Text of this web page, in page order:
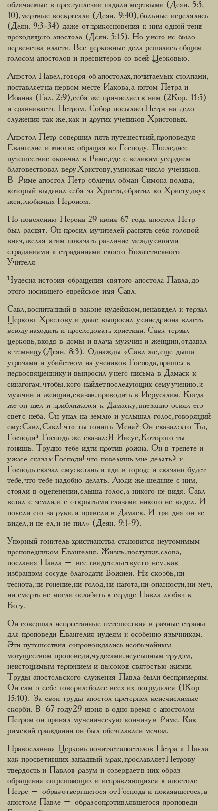
обличаемые в преступлении падали мертвыми (Деян. 5:5,
10), мертвые воскресали (Деян. 9:40), больные исцелялись
(Деян. 9:3-34) даже от прикосновения к ним одной тени
проходящего апостола (Деян. 5:15). Но у него не было
первенства власти. Все церковные дела решались общим
голосом апостолов и пресвитеров со всей Церковью.
Апостол Павел, говоря об апостолах, почитаемых столпами,
поставляет на первом месте Иакова, а потом Петра и
Иоанна (Гал. 2:9), себя же причисляет к ним (2Кор. 11:5)
и сравнивает с Петром. Собор посылает Петра на дело
служения так же, как и других учеников Христовых.
Апостол Петр совершил пять путешествий, проповедуя
Евангелие и многих обращая ко Господу. Последнее
путешествие окончил в Риме, где с великим усердием
благовествовал веру Христову, умножая число учеников.
В Риме апостол Петр обличил обман Симона волхва,
который выдавал себя за Христа, обратил ко Христу двух
жен, любимых Нероном.
По повелению Нерона 29 июня 67 года апостол Петр
был распят. Он просил мучителей распять себя головой
вниз, желая этим показать различие между своими
страданиями и страданиями своего Божественного
Учителя.
Чудесна история обращения святого апостола Павла, до
этого носившего еврейское имя Савл.
Савл, воспитанный в законе иудейском, ненавидел и терзал
Церковь Христову, и даже выпросил у синедриона власть
всюду находить и преследовать христиан. Савл терзал
церковь, входя в домы и влача мужчин и женщин, отдавал
в темницу (Деян. 8:3). Однажды «Савл же, еще дыша
угрозами и убийством на учеников Господа, пришел к
первосвященнику и выпросил у него письма в Дамаск к
синагогам, чтобы, кого найдет последующих сему учению, и
мужчин и женщин, связав, приводить в Иерусалим. Когда
же он шел и приближался к Дамаску, внезапно осиял его
свет с неба. Он упал на землю и услышал голос, говорящий
ему: Савл, Савл! что ты гонишь Меня? Он сказал: кто Ты,
Господи? Господь же сказал: Я Иисус, Которого ты
гонишь. Трудно тебе идти против рожна. Он в трепете и
ужасе сказал: Господи! что повелишь мне делать? и
Господь сказал ему: встань и иди в город; и сказано будет
тебе, что тебе надобно делать. Люди же, шедшие с ним,
стояли в оцепенении, слыша голос, а никого не видя. Савл
встал с земли, и с открытыми глазами никого не видел. И
повели его за руки, и привели в Дамаск. И три дня он не
видел, и не ел, и не пил» (Деян. 9:1-9).
Упорный гонитель христианства становится неутомимым
проповедником Евангелия. Жизнь, поступки, слова,
послания Павла – все свидетельствует о нем, как
избранном сосуде благодати Божией. Ни скорбь, ни
теснота, ни гонение, ни голод, ни нагота, ни опасности, ни меч,
ни смерть не могли ослабить в сердце Павла любви к
Богу.
Он совершал непрестанные путешествия в разные страны
для проповеди Евангелия иудеям и особенно язычникам.
Эти путешествия сопровождались необычайным
могуществом проповеди, чудесами, неусыпным трудом,
неистощимым терпением и высокой святостью жизни.
Труды апостольского служения Павла были беспримерны.
Он сам о себе говорил: более всех их потрудился (1Кор.
15:10). За свои труды апостол претерпел неисчислимые
скорби. В 67 году 29 июня в одно время с апостолом
Петром он принял мученическую кончину в Риме. Как
римский гражданин он был обезглавлен мечом.
Православная Церковь почитает апостолов Петра и Павла
как просветивших западный мрак, прославляет Петрову
твердость и Павлов разум и созерцает в них образ
обращения согрешающих и исправляющихся в апостоле
Петре – образ отвергшегося от Господа и покаявшегося, в
апостоле Павле – образ сопротивлявшегося проповеди